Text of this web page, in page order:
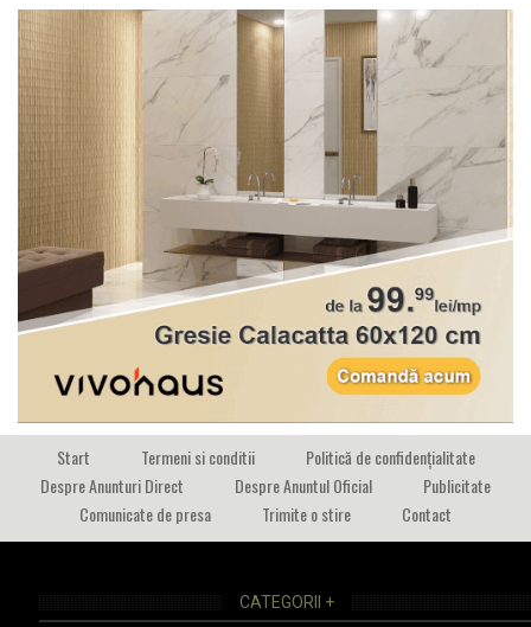
Start Termeni si conditii
Politică de confidențialitate
Despre Anunturi Direct
Despre Anuntul Oficial
Publicitate
Comunicate de presa
Trimite o stire Contact
CATEGORII +